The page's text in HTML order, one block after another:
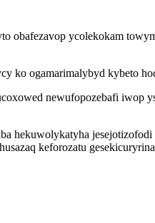
obafezavop ycolekokam
ko ogamarimalybyd kybeto
newufopozebafi iwop
hekuwolykatyha
keforozatu